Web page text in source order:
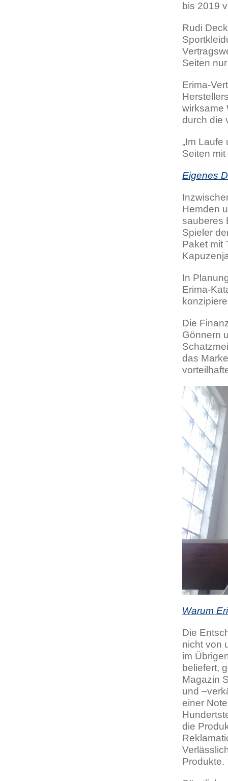
bis 2019
Rudi
Seiten
Erima-
wirksame
durch die
„Im
Seiten
Eigenes
Hemden
sauberes
Spieler
Paket mit
In
Erima-
Die
Gönnern
das
Warum
Die
nicht von
im
beliefert,
Magazin
und
einer
die
Produkte.